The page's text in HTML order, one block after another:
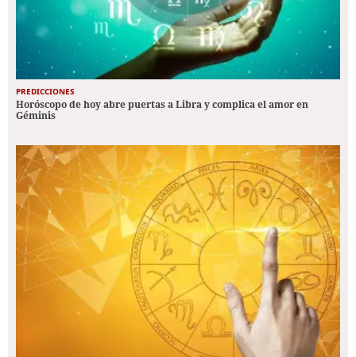
PREDICCIONES
Horóscopo de hoy abre puertas a Libra y complica el amor en
Géminis